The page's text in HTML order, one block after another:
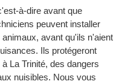
à-dire avant que
peuvent installer
avant qu'ils n'aient
Ils protégeront
La Trinité, des dangers
nuisibles. Nous vous